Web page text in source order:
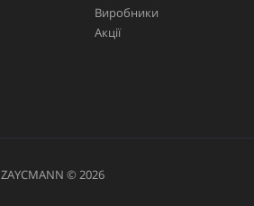
Виробники
Акції
ZAYCMANN © 2026